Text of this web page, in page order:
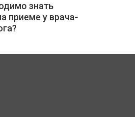
знать
приеме у врача-